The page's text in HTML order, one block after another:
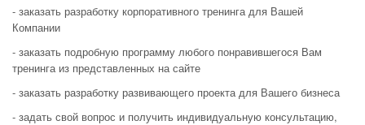
- заказать разработку корпоративного тренинга для Вашей
Компании
- заказать подробную программу любого понравившегося Вам
тренинга из представленных на сайте
- заказать разработку развивающего проекта для Вашего бизнеса
- задать свой вопрос и получить индивидуальную консультацию,